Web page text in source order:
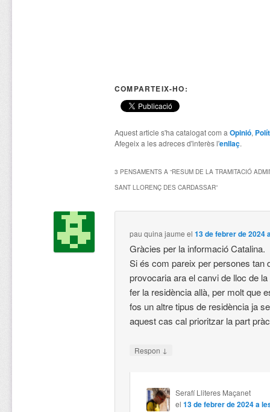
COMPARTEIX-HO:
Aquest article s'ha catalogat com a Opinió,
Afegeix a les adreces d'interès l'enllaç.
3 PENSAMENTS A “RESUM DE LA TRAMITACIÓ
SANT LLORENÇ DES CARDASSAR”
pau quina jaume el13 de febrer de 2024
Gràcies per la informació Catalina.
Si és com pareix per persones tan
provocaria ara el canvi de lloc de
fer la residència allà, per molt que
fos un altre tipus de residència ja
aquest cas cal prioritzar la part
Respon ↓
Serafí Lliteres Maçanet
el 13 de febrer de 2024 a